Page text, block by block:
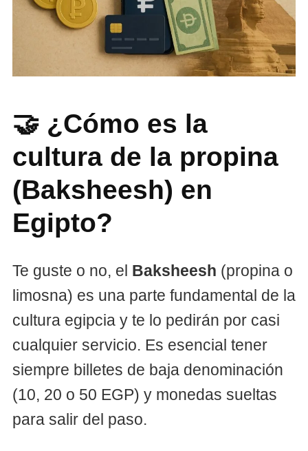
🤝 ¿Cómo es la
cultura de la propina
(Baksheesh) en
Egipto?
Te guste o no, el Baksheesh (propina o
limosna) es una parte fundamental de la
cultura egipcia y te lo pedirán por casi
cualquier servicio. Es esencial tener
siempre billetes de baja denominación
(10, 20 o 50 EGP) y monedas sueltas
para salir del paso.